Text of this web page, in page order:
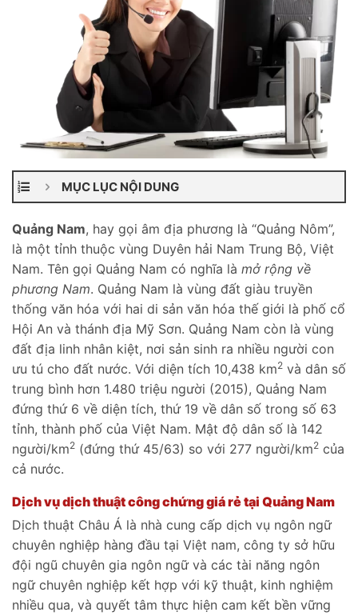
MỤC LỤC NỘI DUNG
Quảng Nam, hay gọi âm địa phương là “Quảng Nôm”,
là một tỉnh thuộc vùng Duyên hải Nam Trung Bộ, Việt
Nam. Tên gọi Quảng Nam có nghĩa là mở rộng về
phương Nam. Quảng Nam là vùng đất giàu truyền
thống văn hóa với hai di sản văn hóa thế giới là phố cổ
Hội An và thánh địa Mỹ Sơn. Quảng Nam còn là vùng
đất địa linh nhân kiệt, nơi sản sinh ra nhiều người con
ưu tú cho đất nước. Với diện tích 10,438 km2 và dân số
trung bình hơn 1.480 triệu người (2015), Quảng Nam
đứng thứ 6 về diện tích, thứ 19 về dân số trong số 63
tỉnh, thành phố của Việt Nam. Mật độ dân số là 142
người/km2 (đứng thứ 45/63) so với 277 người/km2 của
cả nước.
Dịch vụ dịch thuật công chứng giá rẻ tại Quảng Nam
Dịch thuật Châu Á là nhà cung cấp dịch vụ ngôn ngữ
chuyên nghiệp hàng đầu tại Việt nam, công ty sở hữu
đội ngũ chuyên gia ngôn ngữ và các tài năng ngôn
ngữ chuyên nghiệp kết hợp với kỹ thuật, kinh nghiệm
nhiều qua, và quyết tâm thực hiện cam kết bền vững